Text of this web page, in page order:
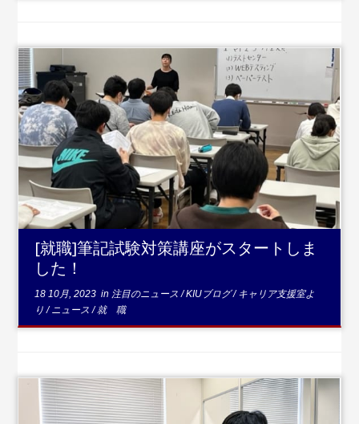
...続きを読む
[就職]筆記試験対策講座がスタートしま
した！
18 10月, 2023 in 注目のニュース/KIUブログ/キャリア支援室よ
り/ニュース/就 職